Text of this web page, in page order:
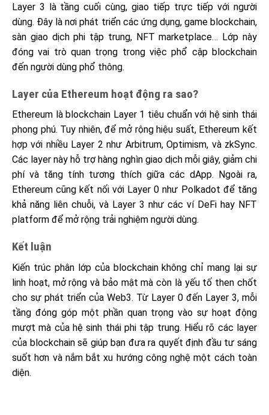
Layer 3 là tầng cuối cùng, giao tiếp trực tiếp với người
dùng. Đây là nơi phát triển các ứng dụng, game blockchain,
sàn giao dịch phi tập trung, NFT marketplace… Lớp này
đóng vai trò quan trọng trong việc phổ cập blockchain
đến người dùng phổ thông.
Layer của Ethereum hoạt động ra sao?
Ethereum là blockchain Layer 1 tiêu chuẩn với hệ sinh thái
phong phú. Tuy nhiên, để mở rộng hiệu suất, Ethereum kết
hợp với nhiều Layer 2 như Arbitrum, Optimism, và zkSync.
Các layer này hỗ trợ hàng nghìn giao dịch mỗi giây, giảm chi
phí và tăng tính tương thích giữa các dApp. Ngoài ra,
Ethereum cũng kết nối với Layer 0 như Polkadot để tăng
khả năng liên chuỗi, và Layer 3 như các ví DeFi hay NFT
platform để mở rộng trải nghiệm người dùng.
Kết luận
Kiến trúc phân lớp của blockchain không chỉ mang lại sự
linh hoạt, mở rộng và bảo mật mà còn là yếu tố then chốt
cho sự phát triển của Web3. Từ Layer 0 đến Layer 3, mỗi
tầng đóng góp một phần quan trọng vào sự hoạt động
mượt mà của hệ sinh thái phi tập trung. Hiểu rõ các layer
của blockchain sẽ giúp bạn đưa ra quyết định đầu tư sáng
suốt hơn và nắm bắt xu hướng công nghệ một cách toàn
diện.